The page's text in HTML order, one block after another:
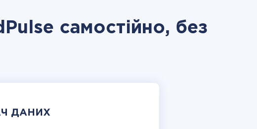
самостійно, без
ДАНИХ